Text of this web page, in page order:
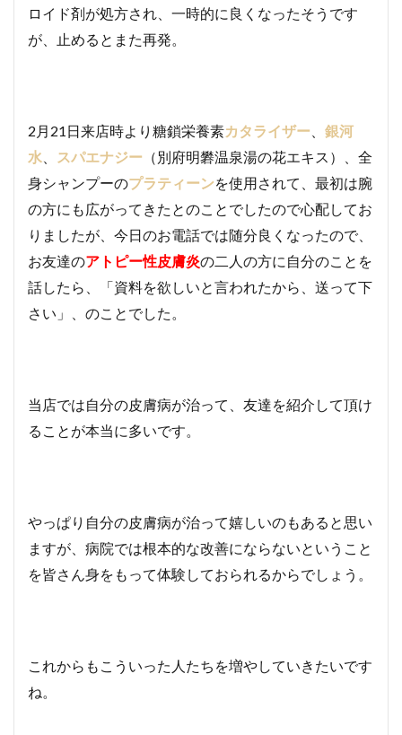
ロイド剤が処方され、一時的に良くなったそうです
が、止めるとまた再発。
2月21日来店時より糖鎖栄養素カタライザー
銀河
水
スパエナジー （別府明礬温泉湯の花エキス）、全
身シャンプーのプラティーンを使用されて、最初は腕
の方にも広がってきたとのことでしたので心配してお
りましたが、今日のお電話では随分良くなったので、
お友達のアトピー性皮膚炎の二人の方に自分のことを
話したら、「資料を欲しいと言われたから、送って下
さい」、のことでした。
当店では自分の皮膚病が治って、友達を紹介して頂け
ることが本当に多いです。
やっぱり自分の皮膚病が治って嬉しいのもあると思い
ますが、病院では根本的な改善にならないということ
を皆さん身をもって体験しておられるからでしょう。
これからもこういった人たちを増やしていきたいです
ね。